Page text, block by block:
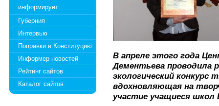
информирует
Губерния
Интервью
Поправки в Конституцию
Информер новостей
Рейтинг сайтов
Каталог сайтов
В апреле этого года
Дементьева проводила
экологический конкурс
вдохновляющая на
участие учащиеся школ